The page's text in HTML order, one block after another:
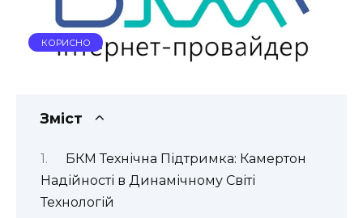
КОРИСНО
Зміст
БКМ Технічна Підтримка: Камертон
Надійності в Динамічному Світі
Технологій